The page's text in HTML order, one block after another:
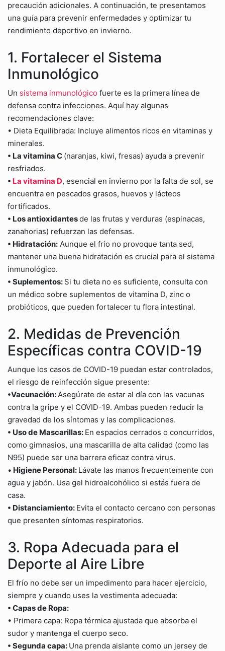
precaución adicionales. A continuación, te presentamos
una guía para prevenir enfermedades y optimizar tu
rendimiento deportivo en invierno.
1. Fortalecer el Sistema
Inmunológico
Un sistema inmunológico fuerte es la primera línea de
defensa contra infecciones. Aquí hay algunas
recomendaciones clave:
• Dieta Equilibrada: Incluye alimentos ricos en vitaminas y
minerales.
• La vitamina C (naranjas, kiwi, fresas) ayuda a prevenir
resfriados.
• La vitamina D, esencial en invierno por la falta de sol, se
encuentra en pescados grasos, huevos y lácteos
fortificados.
• Los antioxidantesde las frutas y verduras (espinacas,
zanahorias) refuerzan las defensas.
• Hidratación: Aunque el frío no provoque tanta sed,
mantener una buena hidratación es crucial para el sistema
inmunológico.
• Suplementos: Si tu dieta no es suficiente, consulta con
un médico sobre suplementos de vitamina D, zinc o
probióticos, que pueden fortalecer tu flora intestinal.
2. Medidas de Prevención
Específicas contra COVID-19
Aunque los casos de COVID-19 puedan estar controlados,
el riesgo de reinfección sigue presente:
•Vacunación:Asegúrate de estar al día con las vacunas
contra la gripe y el COVID-19. Ambas pueden reducir la
gravedad de los síntomas y las complicaciones.
• Uso de Mascarillas: En espacios cerrados o concurridos,
como gimnasios, una mascarilla de alta calidad (como las
N95) puede ser una barrera eficaz contra virus.
• Higiene Personal: Lávate las manos frecuentemente con
agua y jabón. Usa gel hidroalcohólico si estás fuera de
casa.
• Distanciamiento: Evita el contacto cercano con personas
que presenten síntomas respiratorios.
3. Ropa Adecuada para el
Deporte al Aire Libre
El frío no debe ser un impedimento para hacer ejercicio,
siempre y cuando uses la vestimenta adecuada:
• Capas de Ropa:
• Primera capa: Ropa térmica ajustada que absorba el
sudor y mantenga el cuerpo seco.
• Segunda capa: Una prenda aislante como un jersey de